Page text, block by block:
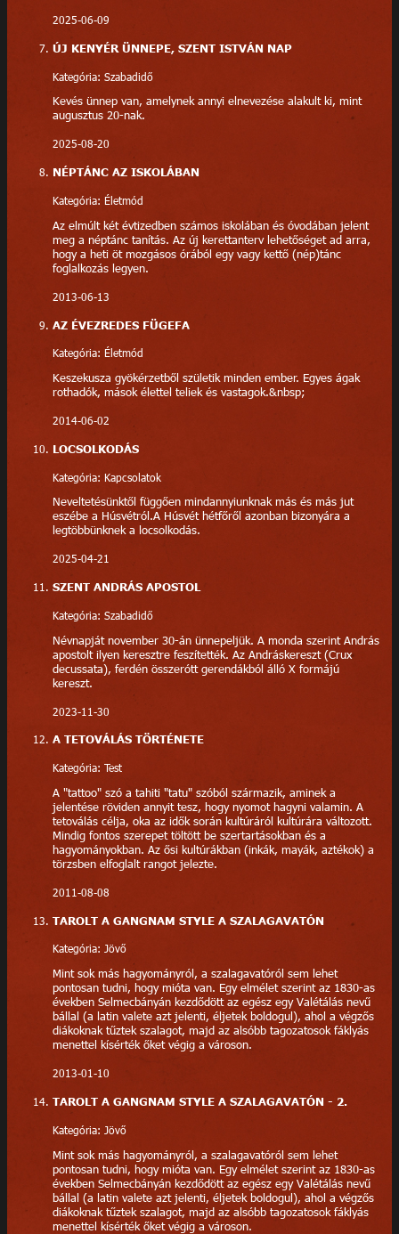
2025-06-09
ÚJ KENYÉR ÜNNEPE, SZENT ISTVÁN NAP
Kategória: Szabadidő
Kevés ünnep van, amelynek annyi elnevezése alakult ki, mint
augusztus 20-nak.
2025-08-20
NÉPTÁNC AZ ISKOLÁBAN
Kategória: Életmód
Az elmúlt két évtizedben számos iskolában és óvodában jelent
meg a néptánc tanítás. Az új kerettanterv lehetőséget ad arra,
hogy a heti öt mozgásos órából egy vagy kettő (nép)tánc
foglalkozás legyen.
2013-06-13
AZ ÉVEZREDES FÜGEFA
Kategória: Életmód
Keszekusza gyökérzetből születik minden ember. Egyes ágak
rothadók, mások élettel teliek és vastagok.&nbsp;
2014-06-02
LOCSOLKODÁS
Kategória: Kapcsolatok
Neveltetésünktől függően mindannyiunknak más és más jut
eszébe a Húsvétról.A Húsvét hétfőről azonban bizonyára a
legtöbbünknek a locsolkodás.
2025-04-21
SZENT ANDRÁS APOSTOL
Kategória: Szabadidő
Névnapját november 30-án ünnepeljük. A monda szerint András
apostolt ilyen keresztre feszítették. Az Andráskereszt (Crux
decussata), ferdén összerótt gerendákból álló X formájú
kereszt.
2023-11-30
A TETOVÁLÁS TÖRTÉNETE
Kategória: Test
A "tattoo" szó a tahiti "tatu" szóból származik, aminek a
jelentése röviden annyit tesz, hogy nyomot hagyni valamin. A
tetoválás célja, oka az idők során kultúráról kultúrára változott.
Mindig fontos szerepet töltött be szertartásokban és a
hagyományokban. Az ősi kultúrákban (inkák, mayák, aztékok) a
törzsben elfoglalt rangot jelezte.
2011-08-08
TAROLT A GANGNAM STYLE A SZALAGAVATÓN
Kategória: Jövő
Mint sok más hagyományról, a szalagavatóról sem lehet
pontosan tudni, hogy mióta van. Egy elmélet szerint az 1830-as
években Selmecbányán kezdődött az egész egy Valétálás nevű
bállal (a latin valete azt jelenti, éljetek boldogul), ahol a végzős
diákoknak tűztek szalagot, majd az alsóbb tagozatosok fáklyás
menettel kísérték őket végig a városon.
2013-01-10
TAROLT A GANGNAM STYLE A SZALAGAVATÓN - 2.
Kategória: Jövő
Mint sok más hagyományról, a szalagavatóról sem lehet
pontosan tudni, hogy mióta van. Egy elmélet szerint az 1830-as
években Selmecbányán kezdődött az egész egy Valétálás nevű
bállal (a latin valete azt jelenti, éljetek boldogul), ahol a végzős
diákoknak tűztek szalagot, majd az alsóbb tagozatosok fáklyás
menettel kísérték őket végig a városon.